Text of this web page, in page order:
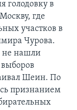
голодовку в
где
участков в
Чурова.
не нашли
Шеин. По
признанием